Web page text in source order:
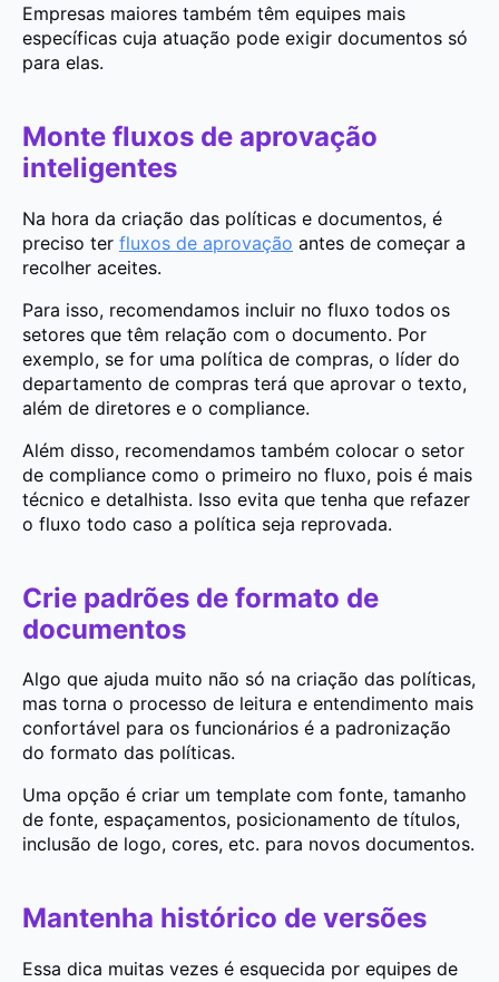
Empresas maiores também têm equipes mais
específicas cuja atuação pode exigir documentos só
para elas.
Monte fluxos de aprovação
inteligentes
Na hora da criação das políticas e documentos, é
preciso ter fluxos de aprovação antes de começar a
recolher aceites.
Para isso, recomendamos incluir no fluxo todos os
setores que têm relação com o documento. Por
exemplo, se for uma política de compras, o líder do
departamento de compras terá que aprovar o texto,
além de diretores e o compliance.
Além disso, recomendamos também colocar o setor
de compliance como o primeiro no fluxo, pois é mais
técnico e detalhista. Isso evita que tenha que refazer
o fluxo todo caso a política seja reprovada.
Crie padrões de formato de
documentos
Algo que ajuda muito não só na criação das políticas,
mas torna o processo de leitura e entendimento mais
confortável para os funcionários é a padronização
do formato das políticas.
Uma opção é criar um template com fonte, tamanho
de fonte, espaçamentos, posicionamento de títulos,
inclusão de logo, cores, etc. para novos documentos.
Mantenha histórico de versões
Essa dica muitas vezes é esquecida por equipes de